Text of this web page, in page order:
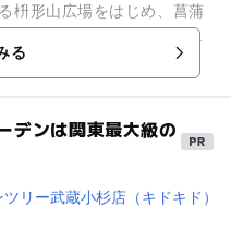
枡形山広場をはじめ、菖蒲
どがあり、四季折々の自然
る
デンは関東最大級の